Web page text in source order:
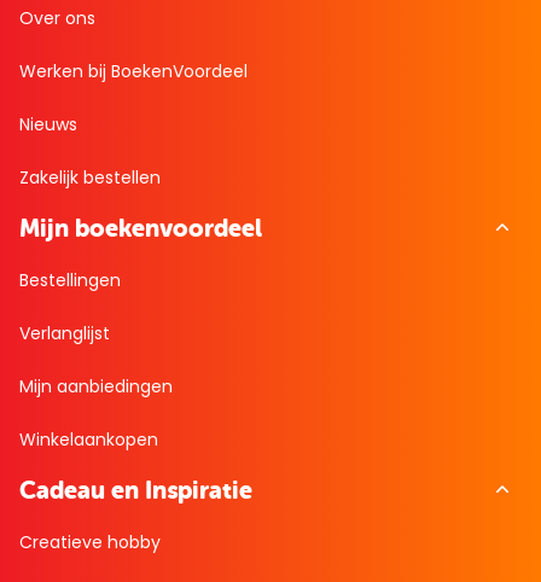
Over ons
Werken bij BoekenVoordeel
Nieuws
Zakelijk bestellen
Mijn boekenvoordeel
Bestellingen
Verlanglijst
Mijn aanbiedingen
Winkelaankopen
Cadeau en Inspiratie
Creatieve hobby